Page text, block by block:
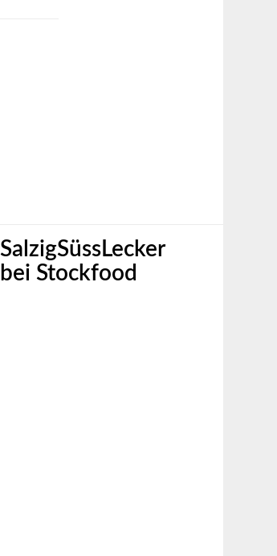
SalzigSüssLecker
bei Stockfood